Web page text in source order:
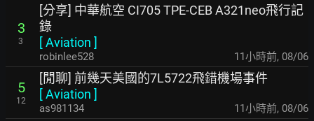
3
3
[分享] 中華航空 CI705 TPE-CEB A321neo飛行記
錄
[Aviation ]
robinlee528 11小時前, 08/06
5
12
[閒聊] 前幾天美國的7L5722飛錯機場事件
[Aviation ]
as981134 11小時前, 08/06